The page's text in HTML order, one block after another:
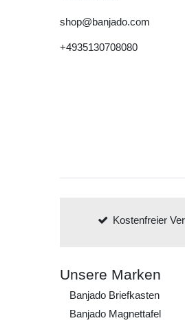
shop@banjado.com
+4935130708080
Kostenfreier
Unsere Marken
Banjado Briefkasten
Banjado Magnettafel